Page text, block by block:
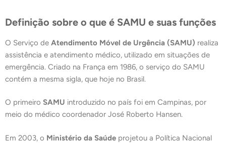
Definição sobre o que é SAMU e suas funções
O Serviço de Atendimento Móvel de Urgência (SAMU) realiza
assistência e atendimento médico, utilizado em situações de
emergência. Criado na França em 1986, o serviço do SAMU
contém a mesma sigla, que hoje no Brasil.
O primeiro SAMU introduzido no país foi em Campinas, por
meio do médico coordenador José Roberto Hansen.
Em 2003, o Ministério da Saúde projetou a Política Nacional